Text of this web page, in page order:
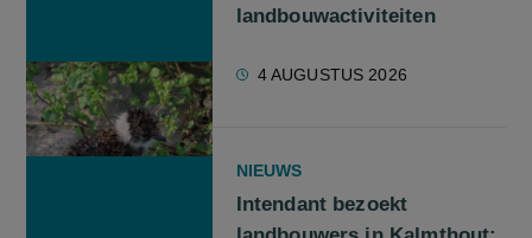
landbouwactiviteiten
4 AUGUSTUS 2026
NIEUWS
Intendant bezoekt